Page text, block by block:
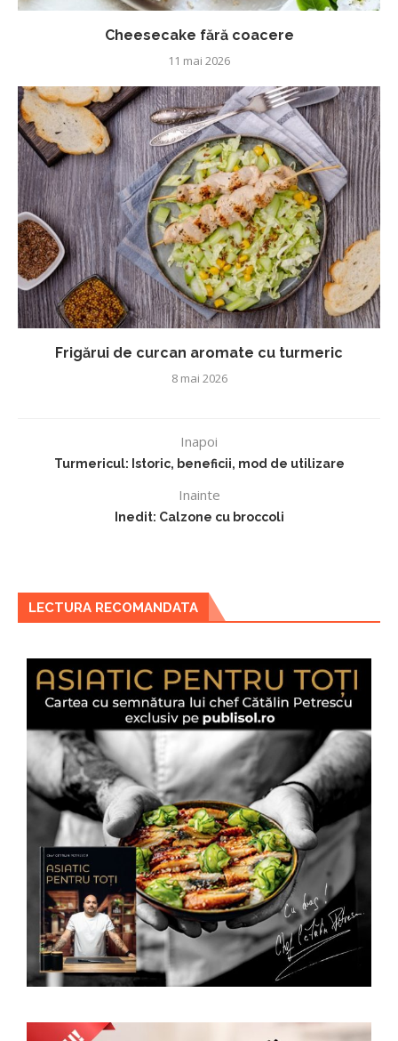
Cheesecake fără coacere
11 mai 2026
Frigărui de curcan aromate cu turmeric
8 mai 2026
Inapoi
Turmericul: Istoric, beneficii, mod de utilizare
Inainte
Inedit: Calzone cu broccoli
LECTURA RECOMANDATA